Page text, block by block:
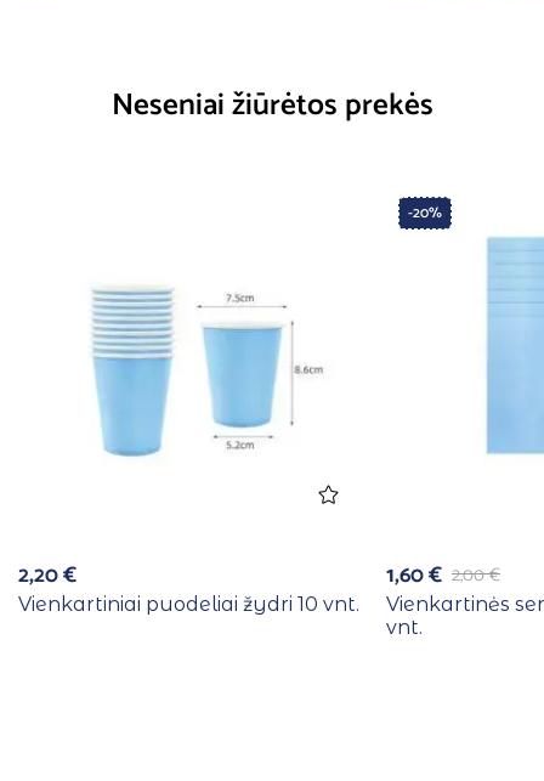
Neseniai žiūrėtos prekės
2,20€
Vienkartiniai puodeliai žydri 10 vnt.
-20%
2,00€
1,60€
Vienkartinės
vnt.